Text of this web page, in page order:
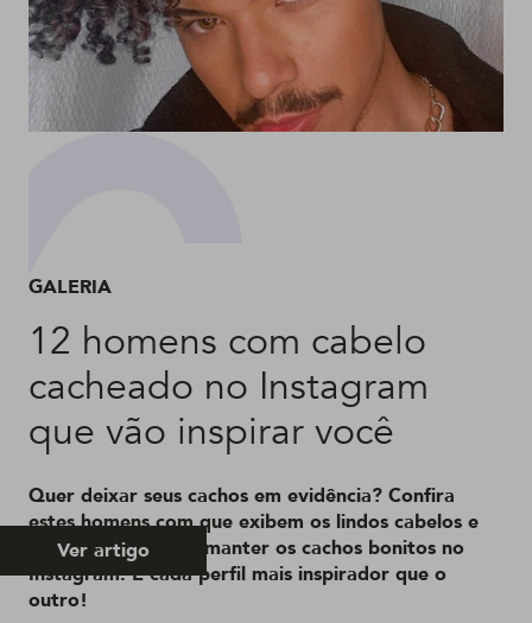
GALERIA
12 homens com cabelo
cacheado no Instagram
que vão inspirar você
Quer deixar seus cachos em evidência? Confira
estes homens com que exibem os lindos cabelos e
dão dicas de como manter os cachos bonitos no
Instagram. É cada perfil mais inspirador que o
outro!
Ver artigo